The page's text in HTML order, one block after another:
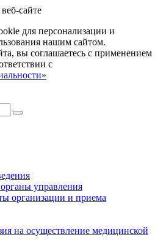
сайте
для персонализации и
нашим сайтом.
вы соглашаетесь с применением
с
управления
организации и приема
на осуществление медицинской